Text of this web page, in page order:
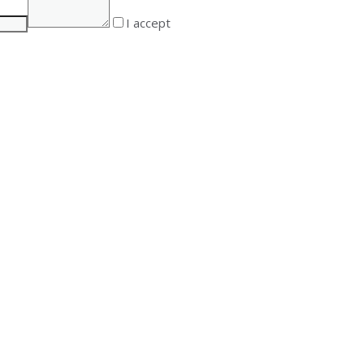
I accept